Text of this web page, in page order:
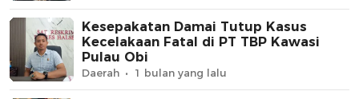
Kesepakatan Damai Tutup Kasus
Kecelakaan Fatal di PT TBP Kawasi
Pulau Obi
Daerah 1 bulan yang lalu